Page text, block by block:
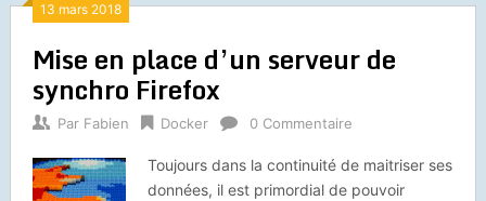
13 mars 2018
Mise en place d’un serveur de
synchro Firefox
Par Fabien Docker 0 Commentaire
Toujours dans la continuité de maitriser ses
données, il est primordial de pouvoir